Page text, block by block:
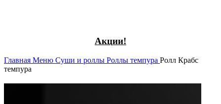
Акции!
Главная Меню Суши и роллы Роллы темпура Ролл Крабс
темпура